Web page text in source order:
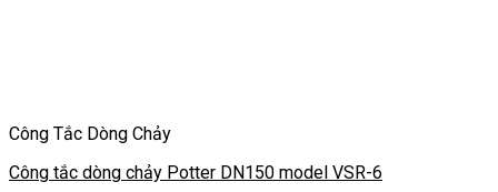
Công Tắc Dòng Chảy
Công tắc dòng chảy Potter DN150 model VSR-6